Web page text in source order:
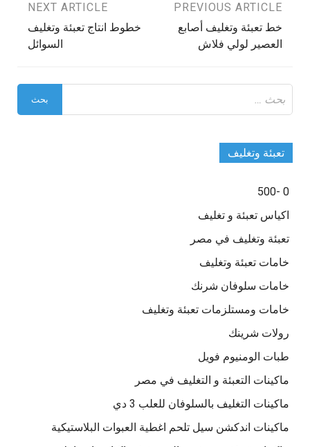
تصفّح
المقالات
PREVIOUS ARTICLE
خط تعبئة وتغليف أصابع
العصير لولي فلاش
NEXT ARTICLE
خطوط انتاج تعبئة وتغليف
السوائل
عن:
تعبئة وتغليف
0 -500
اكياس تعبئة و تغليف
تعبئة وتغليف في مصر
خامات تعبئة وتغليف
خامات سلوفان شرنك
خامات ومستلزمات تعبئة وتغليف
رولات شرينك
طبات الومنيوم فويل
ماكينات التعبئة و التغليف في مصر
ماكينات التغليف بالسلوفان للعلب 3 دي
ماكينات اندكشن سيل تلحم اغطية العبوات البلاستيكية